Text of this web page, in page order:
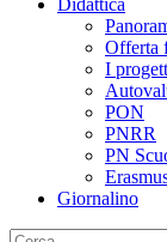
Didattica
Offerta
I
PON
PNRR
PN
Giornalino